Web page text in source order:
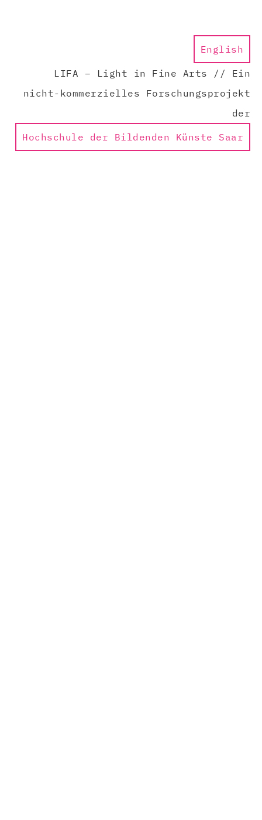
English
LIFA – Light in Fine Arts // Ein
nicht-kommerzielles Forschungsprojekt
der
Hochschule der Bildenden Künste Saar